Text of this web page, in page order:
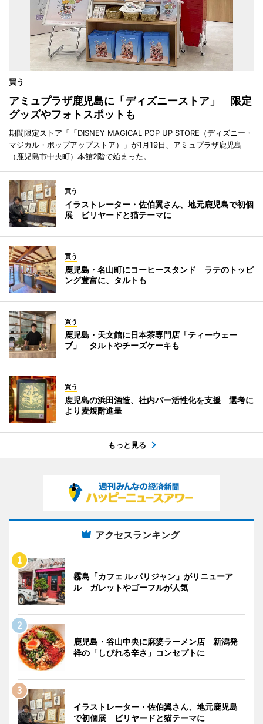
買う
アミュプラザ鹿児島に「ディズニーストア」 限定
グッズやフォトスポットも
期間限定ストア「「DISNEY MAGICAL POP UP STORE（ディズニー・
マジカル・ポップアップストア）」が1月19日、アミュプラザ鹿児島
（鹿児島市中央町）本館2階で始まった。
買う
イラストレーター・佐伯翼さん、地元鹿児島で初個
展 ビリヤードと猫テーマに
買う
鹿児島・名山町にコーヒースタンド ラテのトッピ
ング豊富に、タルトも
買う
鹿児島・天文館に日本茶専門店「ティーウェー
ブ」 タルトやチーズケーキも
買う
鹿児島の浜田酒造、社内バー活性化を支援 選考に
より麦焼酎進呈
もっと見る
アクセスランキング
霧島「カフェ ル パリジャン」がリニューア
ル ガレットやゴーフルが人気
鹿児島・谷山中央に麻婆ラーメン店 新潟発
祥の「しびれる辛さ」コンセプトに
イラストレーター・佐伯翼さん、地元鹿児島
で初個展 ビリヤードと猫テーマに